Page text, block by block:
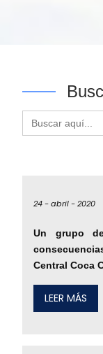
Buscar:
24 -abril -2020
Un grupo
Central Coca
LEER MÁS